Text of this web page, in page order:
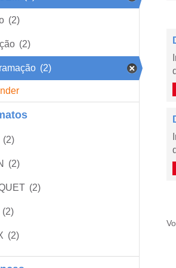
(2)
(2)
(2)
(2)
(2)
(2)
(2)
(2)